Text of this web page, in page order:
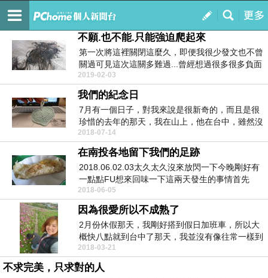
我的
訂閱
將心比心-將將
不願.也不能.只能強迫爬起來
第一次將這裡關閉這麼久，即便我很少發文也不曾
關過可見這次這關多難過...曾經想過很多很多負面
的也試著...
2019-02-03
我們的紀念日
7月有一個日子，對我來說是很新奇的，而且是很
珍惜的去年的那天，我在山上，他在台中，雖然沒
有面對面，但...
2018-07-14
在南投各地留下我們的足跡
2018.06.02.03太久太久沒來放閃一下今晚剛好有
一點點FU想來回味一下這兩天發生的事情首先
我...
2018-06-05
因為很愛所以不成熟了
2月份休假那天，我剛好搭到假日加班車，所以大
概快八點就到台中了那天，我並沒有像往常一樣到
台中高鐵等老...
2018-03-21
不求完美，只求對的人